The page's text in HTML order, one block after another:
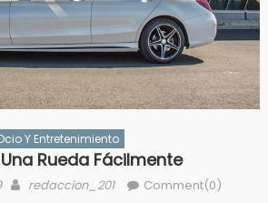
Y Entretenimiento
Rueda Fácilmente
Author
redaccion_201 Comment(0)